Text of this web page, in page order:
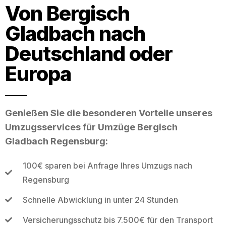
Von Bergisch
Gladbach nach
Deutschland oder
Europa
Genießen Sie die besonderen Vorteile unseres
Umzugsservices für Umzüge Bergisch
Gladbach Regensburg:
100€ sparen bei Anfrage Ihres Umzugs nach
Regensburg
Schnelle Abwicklung in unter 24 Stunden
Versicherungsschutz bis 7.500€ für den Transport